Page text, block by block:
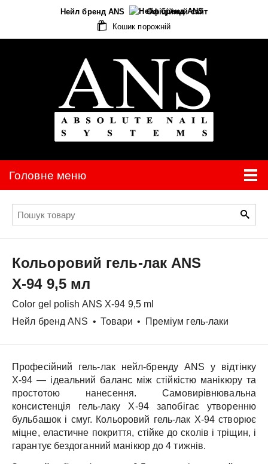
Нейл бренд ANS
Офіційний сайт
Кошик порожній
Головне меню
Кольоровий гель-лак ANS
X-94 9,5 мл
Color gel polish ANS X-94 9,5 ml
Нейл бренд ANS • Товари • Преміум гель-лаки
Професійний гель-лак нейл-бренду ANS у відтінку
X-94 — ідеальний баланс між стійкістю манікюру та
простотою нанесення. Самовирівнювальна
консистенція гель-лаку X-94запобігає утворенню
бульбашок і смуг. Кольоровий гель-лак X-94 створює
міцне, еластичне покриття, стійке до сколів і тріщин, і
гарантує бездоганний манікюр до 4 тижнів.